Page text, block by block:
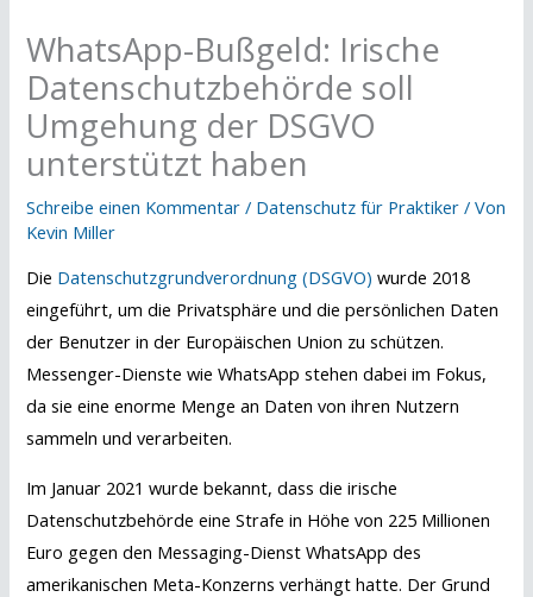
WhatsApp-Bußgeld: Irische
Datenschutzbehörde soll
Umgehung der DSGVO
unterstützt haben
Schreibe einen Kommentar / Datenschutz für Praktiker / Von
Kevin Miller
Die Datenschutzgrundverordnung (DSGVO) wurde 2018
eingeführt, um die Privatsphäre und die persönlichen Daten
der Benutzer in der Europäischen Union zu schützen.
Messenger-Dienste wie WhatsApp stehen dabei im Fokus,
da sie eine enorme Menge an Daten von ihren Nutzern
sammeln und verarbeiten.
Im Januar 2021 wurde bekannt, dass die irische
Datenschutzbehörde eine Strafe in Höhe von 225 Millionen
Euro gegen den Messaging-Dienst WhatsApp des
amerikanischen Meta-Konzerns verhängt hatte. Der Grund